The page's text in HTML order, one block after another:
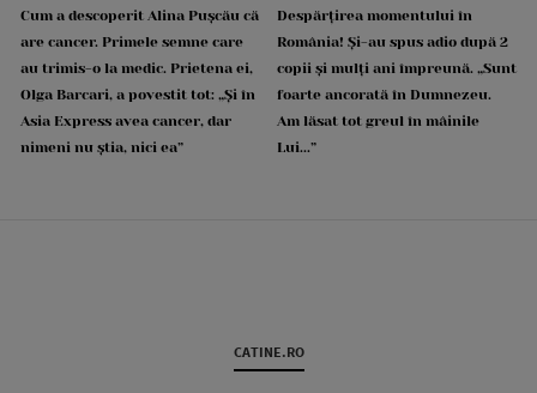
Cum a descoperit Alina Pușcău că
are cancer. Primele semne care
au trimis-o la medic. Prietena ei,
Olga Barcari, a povestit tot: „Și în
Asia Express avea cancer, dar
nimeni nu știa, nici ea”
Despărțirea momentului în
România! Și-au spus adio după 2
copii și mulți ani împreună. „Sunt
foarte ancorată în Dumnezeu.
Am lăsat tot greul în mâinile
Lui...”
CATINE.RO